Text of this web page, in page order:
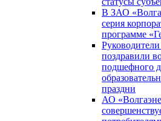
В ЗАО
серия
программе
поздравили
подшефного
праздни
АО